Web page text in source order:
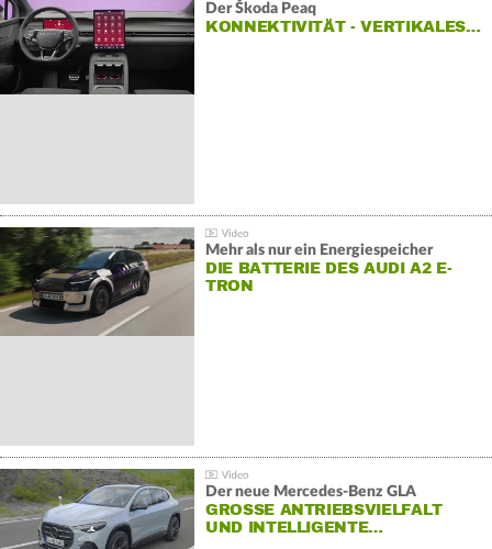
Der Škoda Peaq
KONNEKTIVITÄT - VERTIKALES…
Mehr als nur ein Energiespeicher
DIE BATTERIE DES AUDI A2 E-
TRON
Der neue Mercedes-Benz GLA
GROSSE ANTRIEBSVIELFALT U
ND INTELLIGENTE…